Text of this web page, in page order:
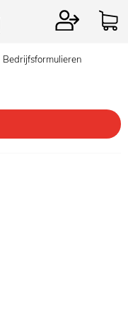
Bedrijfsformulieren